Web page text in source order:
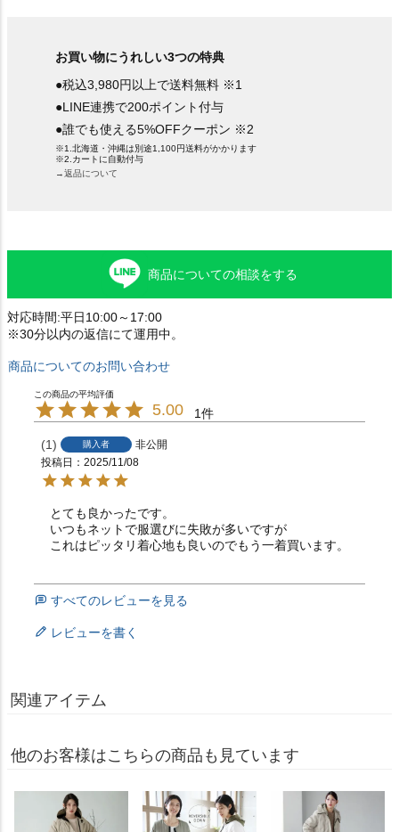
お買い物にうれしい3つの特典
●税込3,980円以上で送料無料 ※1
●LINE連携で200ポイント付与
●誰でも使える5%OFFクーポン ※2
※1.北海道・沖縄は別途1,100円送料がかかります
※2.カートに自動付与
→返品について
商品についての相談をする
対応時間:平日10:00～17:00
※30分以内の返信にて運用中。
商品についてのお問い合わせ
5.00 1
1 購入者
非公開
投稿日
2025/11/08
とても良かったです。
いつもネットで服選びに失敗が多いですが
これはピッタリ着心地も良いのでもう一着買います。
すべてのレビューを見る
レビューを書く
関連アイテム
他のお客様はこちらの商品も見ています